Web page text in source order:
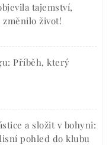
tajemství,
život!
Příběh, který
a složit v bohyni:
pohled do klubu